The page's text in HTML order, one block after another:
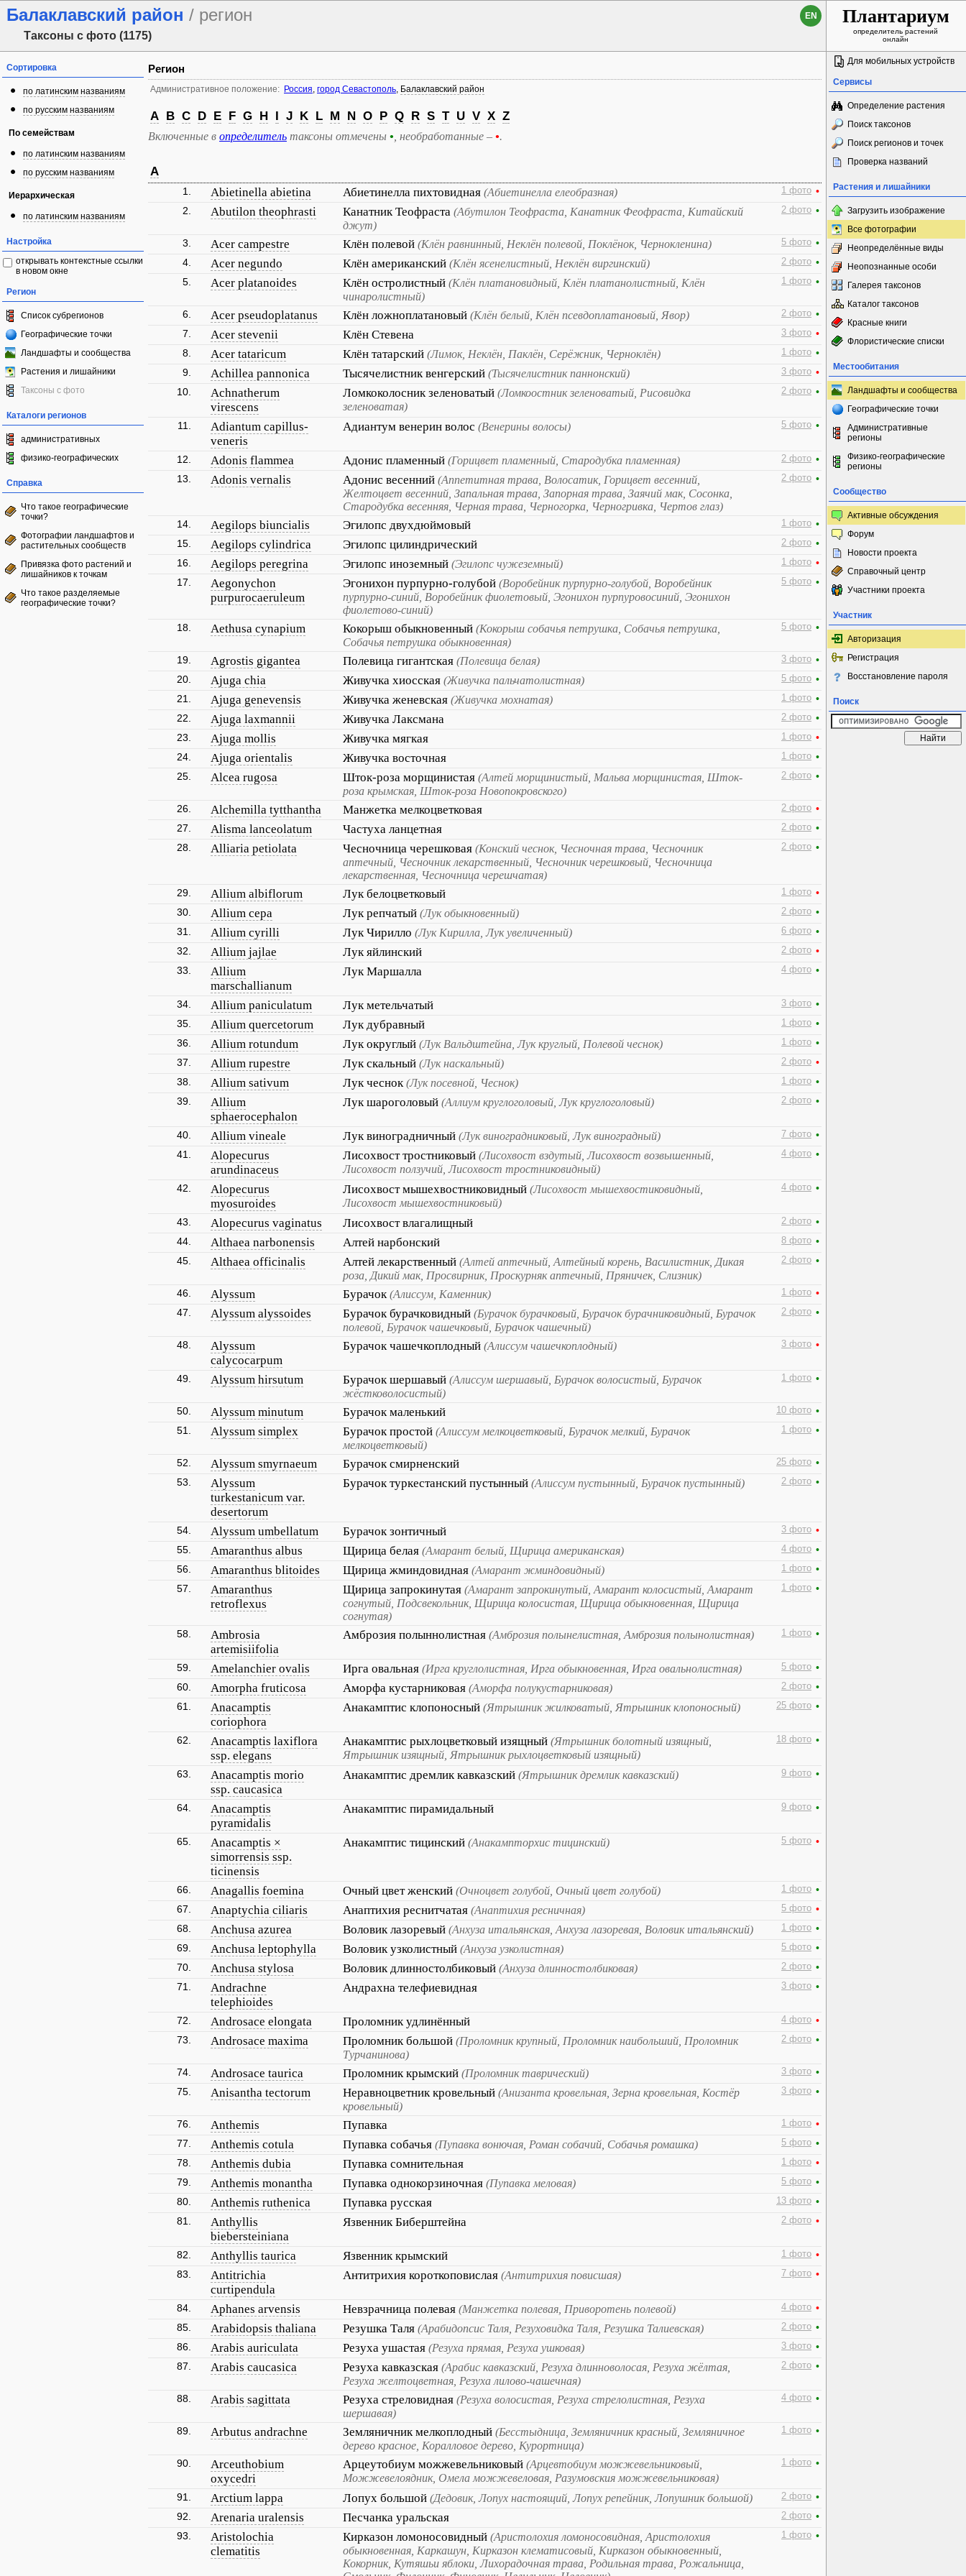
Балаклавский район / регион
Таксоны с фото (1175)
EN Плантариум
определитель растений
онлайн
Сортировка
по латинским названиям
по русским названиям
По семействам
по латинским названиям
по русским названиям
Иерархическая
по латинским названиям
Настройка
открывать контекстные ссылки
в новом окне
Регион
Список субрегионов
Географические точки
Ландшафты и сообщества
Растения и лишайники
Таксоны с фото
Каталоги регионов
административных
физико-географических
Справка
Что такое географические
точки?
Фотографии ландшафтов и
растительных сообществ
Привязка фото растений и
лишайников к точкам
Что такое разделяемые
географические точки?
Регион
Административное положение: Россия, город Севастополь, Балаклавский район
A B C D E F G H I J K L M N O P Q R S T U V X Z
Включенные в определитель таксоны отмечены • , необработанные – •.
A
1. Abietinella abietina Абиетинелла пихтовидная (Абиетинелла елеобразная) 1 фото •
2.
Abutilon theophrasti Канатник Теофраста (Абутилон Теофраста, Канатник Феофраста, Китайский
джут)
2 фото •
3. Acer campestre Клён полевой (Клён равнинный, Неклён полевой, Поклёнок, Чернокленина) 5 фото •
4.
Acer negundo Клён американский (Клён ясенелистный, Неклён виргинский) 2 фото •
5.
Acer platanoides Клён остролистный (Клён платановидный, Клён платанолистный, Клён
чинаролистный)
1 фото •
6. Acer pseudoplatanus Клён ложноплатановый (Клён белый, Клён псевдоплатановый, Явор) 2 фото •
7.
Acer stevenii Клён Стевена 3 фото •
8.
Acer tataricum Клён татарский (Лимок, Неклён, Паклён, Серёжник, Черноклён) 1 фото •
9.
Achillea pannonica Тысячелистник венгерский (Тысячелистник паннонский) 3 фото •
10.
Achnatherum
virescens
Ломкоколосник зеленоватый (Ломкоостник зеленоватый, Рисовидка
зеленоватая)
2 фото •
11.
Adiantum capillus-
veneris
Адиантум венерин волос (Венерины волосы) 5 фото •
12. Adonis flammea Адонис пламенный (Горицвет пламенный, Стародубка пламенная) 2 фото •
13.
Adonis vernalis Адонис весенний (Аппетитная трава, Волосатик, Горицвет весенний,
Желтоцвет весенний, Запальная трава, Запорная трава, Заячий мак, Сосонка,
Стародубка весенняя, Черная трава, Черногорка, Черногривка, Чертов глаз)
2 фото •
14. Aegilops biuncialis Эгилопс двухдюймовый 1 фото •
15.
Aegilops cylindrica Эгилопс цилиндрический 2 фото •
16.
Aegilops peregrina Эгилопс иноземный (Эгилопс чужеземный) 1 фото •
17.
Aegonychon
purpurocaeruleum
Эгонихон пурпурно-голубой (Воробейник пурпурно-голубой, Воробейник
пурпурно-синий, Воробейник фиолетовый, Эгонихон пурпуровосиний, Эгонихон
фиолетово-синий)
5 фото •
18. Aethusa cynapium Кокорыш обыкновенный (Кокорыш собачья петрушка, Собачья петрушка,
Собачья петрушка обыкновенная)
5 фото •
19. Agrostis gigantea Полевица гигантская (Полевица белая) 3 фото •
20.
Ajuga chia Живучка хиосская (Живучка пальчатолистная) 5 фото •
21.
Ajuga genevensis Живучка женевская (Живучка мохнатая) 1 фото •
22.
Ajuga laxmannii Живучка Лаксмана 2 фото •
23.
Ajuga mollis Живучка мягкая 1 фото •
24.
Ajuga orientalis Живучка восточная 1 фото •
25.
Alcea rugosa Шток-роза морщинистая (Алтей морщинистый, Мальва морщинистая, Шток-
роза крымская, Шток-роза Новопокровского)
2 фото •
26. Alchemilla tytthantha Манжетка мелкоцветковая 2 фото •
27.
Alisma lanceolatum Частуха ланцетная 2 фото •
28.
Alliaria petiolata Чесночница черешковая (Конский чеснок, Чесночная трава, Чесночник
аптечный, Чесночник лекарственный, Чесночник черешковый, Чесночница
лекарственная, Чесночница черешчатая)
2 фото •
29. Allium albiflorum Лук белоцветковый 1 фото •
30.
Allium cepa Лук репчатый (Лук обыкновенный) 2 фото •
31.
Allium cyrilli Лук Чирилло (Лук Кирилла, Лук увеличенный) 6 фото •
32.
Allium jajlae Лук яйлинский 2 фото •
33.
Allium
marschallianum
Лук Маршалла 4 фото •
34. Allium paniculatum Лук метельчатый 3 фото •
35.
Allium quercetorum Лук дубравный 1 фото •
36.
Allium rotundum Лук округлый (Лук Вальдштейна, Лук круглый, Полевой чеснок) 1 фото •
37.
Allium rupestre Лук скальный (Лук наскальный) 2 фото •
38.
Allium sativum Лук чеснок(Лук посевной, Чеснок) 1 фото •
39.
Allium
sphaerocephalon
Лук шароголовый (Аллиум круглоголовый, Лук круглоголовый) 2 фото •
40. Allium vineale Лук виноградничный (Лук виноградниковый, Лук виноградный) 7 фото •
41.
Alopecurus
arundinaceus
Лисохвост тростниковый (Лисохвост вздутый, Лисохвост возвышенный,
Лисохвост ползучий, Лисохвост тростниковидный)
4 фото •
42.
Alopecurus
myosuroides
Лисохвост мышехвостниковидный (Лисохвост мышехвостиковидный,
Лисохвост мышехвостниковый)
4 фото •
43. Alopecurus vaginatus Лисохвост влагалищный 2 фото •
44.
Althaea narbonensis Алтей нарбонский 8 фото •
45.
Althaea officinalis Алтей лекарственный (Алтей аптечный, Алтейный корень, Василистник, Дикая
роза, Дикий мак, Просвирник, Проскурняк аптечный, Пряничек, Слизник)
2 фото •
46. Alyssum Бурачок(Алиссум, Каменник) 1 фото •
47.
Alyssum alyssoides Бурачок бурачковидный (Бурачок бурачковый, Бурачок бурачниковидный, Бурачок
полевой, Бурачок чашечковый, Бурачок чашечный)
2 фото •
48.
Alyssum
calycocarpum
Бурачок чашечкоплодный (Алиссум чашечкоплодный) 3 фото •
49. Alyssum hirsutum Бурачок шершавый (Алиссум шершавый, Бурачок волосистый, Бурачок
жёстковолосистый)
1 фото •
50. Alyssum minutum Бурачок маленький 10 фото •
51.
Alyssum simplex Бурачок простой (Алиссум мелкоцветковый, Бурачок мелкий, Бурачок
мелкоцветковый)
1 фото •
52. Alyssum smyrnaeum Бурачок смирненский 25 фото •
53.
Alyssum
turkestanicum var.
desertorum
Бурачок туркестанский пустынный (Алиссум пустынный, Бурачок пустынный) 2 фото •
54. Alyssum umbellatum Бурачок зонтичный 3 фото •
55.
Amaranthus albus Щирица белая (Амарант белый, Щирица американская) 4 фото •
56.
Amaranthus blitoides Щирица жминдовидная (Амарант жминдовидный) 1 фото •
57.
Amaranthus
retroflexus
Щирица запрокинутая (Амарант запрокинутый, Амарант колосистый, Амарант
согнутый, Подсвекольник, Щирица колосистая, Щирица обыкновенная, Щирица
согнутая)
1 фото •
58.
Ambrosia
artemisiifolia
Амброзия полыннолистная (Амброзия полынелистная, Амброзия полынолистная) 1 фото •
59. Amelanchier ovalis Ирга овальная (Ирга круглолистная, Ирга обыкновенная, Ирга овальнолистная) 5 фото •
60.
Amorpha fruticosa Аморфа кустарниковая (Аморфа полукустарниковая) 2 фото •
61.
Anacamptis
coriophora
Анакамптис клопоносный (Ятрышник жилковатый, Ятрышник клопоносный) 25 фото •
62.
Anacamptis laxiflora
ssp. elegans
Анакамптис рыхлоцветковый изящный (Ятрышник болотный изящный,
Ятрышник изящный, Ятрышник рыхлоцветковый изящный)
18 фото •
63.
Anacamptis morio
ssp. caucasica
Анакамптис дремлик кавказский (Ятрышник дремлик кавказский) 9 фото •
64.
Anacamptis
pyramidalis
Анакамптис пирамидальный 9 фото •
65.
Anacamptis ×
simorrensis ssp.
ticinensis
Анакамптис тицинский (Анакампторхис тицинский) 5 фото •
66. Anagallis foemina Очный цвет женский (Очноцвет голубой, Очный цвет голубой) 1 фото •
67.
Anaptychia ciliaris Анаптихия реснитчатая (Анаптихия ресничная) 5 фото •
68.
Anchusa azurea Воловик лазоревый (Анхуза итальянская, Анхуза лазоревая, Воловик итальянский) 1 фото •
69.
Anchusa leptophylla Воловик узколистный (Анхуза узколистная) 5 фото •
70.
Anchusa stylosa Воловик длинностолбиковый (Анхуза длинностолбиковая) 2 фото •
71.
Andrachne
telephioides
Андрахна телефиевидная 3 фото •
72. Androsace elongata Проломник удлинённый 4 фото •
73.
Androsace maxima Проломник большой (Проломник крупный, Проломник наибольший, Проломник
Турчанинова)
2 фото •
74. Androsace taurica Проломник крымский (Проломник таврический) 3 фото •
75.
Anisantha tectorum Неравноцветник кровельный (Анизанта кровельная, Зерна кровельная, Костёр
кровельный)
3 фото •
76. Anthemis Пупавка 1 фото •
77.
Anthemis cotula Пупавка собачья (Пупавка вонючая, Роман собачий, Собачья ромашка) 5 фото •
78.
Anthemis dubia Пупавка сомнительная 1 фото •
79.
Anthemis monantha Пупавка однокорзиночная (Пупавка меловая) 5 фото •
80.
Anthemis ruthenica Пупавка русская 13 фото •
81.
Anthyllis
biebersteiniana
Язвенник Биберштейна 2 фото •
82. Anthyllis taurica Язвенник крымский 1 фото •
83.
Antitrichia
curtipendula
Антитрихия короткоповислая (Антитрихия повисшая) 7 фото •
84. Aphanes arvensis Невзрачница полевая (Манжетка полевая, Приворотень полевой) 4 фото •
85.
Arabidopsis thaliana Резушка Таля (Арабидопсис Таля, Резуховидка Таля, Резушка Талиевская) 2 фото •
86.
Arabis auriculata Резуха ушастая (Резуха прямая, Резуха ушковая) 3 фото •
87.
Arabis caucasica Резуха кавказская (Арабис кавказский, Резуха длинноволосая, Резуха жёлтая,
Резуха желтоцветная, Резуха лилово-чашечная)
2 фото •
88. Arabis sagittata Резуха стреловидная (Резуха волосистая, Резуха стрелолистная, Резуха
шершавая)
4 фото •
89. Arbutus andrachne Земляничник мелкоплодный (Бесстыдница, Земляничник красный, Земляничное
дерево красное, Коралловое дерево, Курортница)
1 фото •
90.
Arceuthobium
oxycedri
Арцеутобиум можжевельниковый (Арцевтобиум можжевельниковый,
Можжевелоядник, Омела можжевеловая, Разумовския можжевельниковая)
1 фото •
91. Arctium lappa Лопух большой (Дедовик, Лопух настоящий, Лопух репейник, Лопушник большой) 2 фото •
92.
Arenaria uralensis Песчанка уральская 2 фото •
93.
Aristolochia
clematitis
Кирказон ломоносовидный (Аристолохия ломоносовидная, Аристолохия
обыкновенная, Каркашун, Кирказон клематисовый, Кирказон обыкновенный,
Кокорник, Кутяшьи яблоки, Лихорадочная трава, Родильная трава, Рожальница,
1 фото •
Для мобильных устройств
Сервисы
Определение растения
Поиск таксонов
Поиск регионов и точек
Проверка названий
Растения и лишайники
Загрузить изображение
Все фотографии
Неопределённые виды
Неопознанные особи
Галерея таксонов
Каталог таксонов
Красные книги
Флористические списки
Местообитания
Ландшафты и сообщества
Географические точки
Административные
регионы
Физико-географические
регионы
Сообщество
Активные обсуждения
Форум
Новости проекта
Справочный центр
Участники проекта
Участник
Авторизация
Регистрация
Восстановление пароля
Поиск